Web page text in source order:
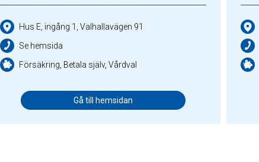
Hus E, ingång 1, Valhallavägen 91
Se hemsida
Försäkring, Betala själv, Vårdval
Gå till hemsidan